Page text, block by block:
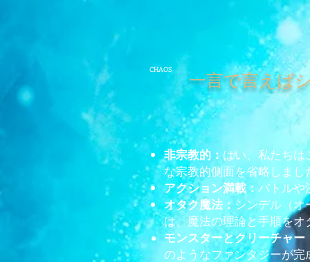
一言で言えば
CHAOS
非宗教的： はい、私たちは
な宗教的側面を省略しまし
アクション満載： バトルや
オタク魔法： シンデル（
は、魔法の理論と手順を
モンスターとクリーチャー
のようなファンタジーが